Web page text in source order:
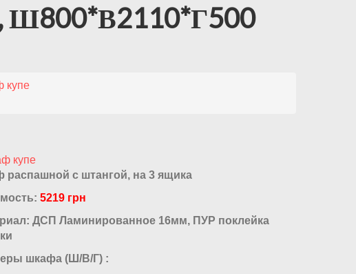
Ш800*В2110*Г500
купе
купе
распашной с штангой, на 3 ящика
5219 грн
ДСП Ламинированное 16мм, ПУР поклейка
шкафа (Ш/В/Г) :